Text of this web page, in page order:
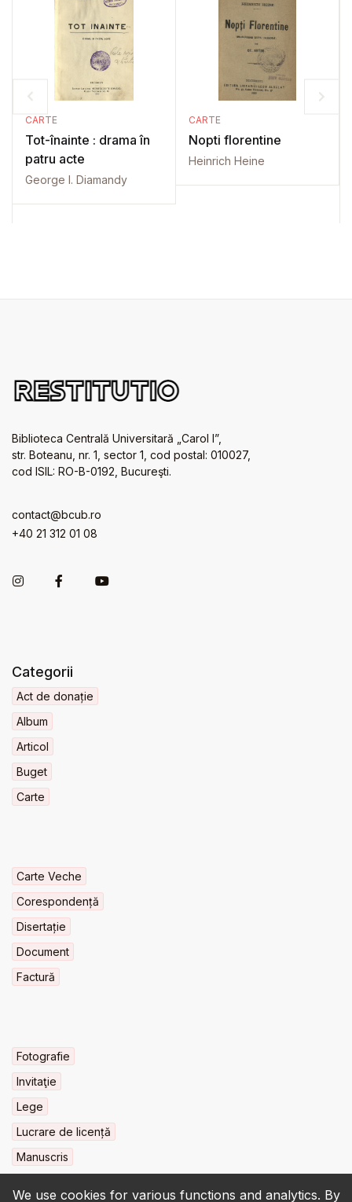
We use cookies for various functions and analytics. By
CARTE
Tot-înainte : drama în
patru acte
George I. Diamandy
CARTE
Nopti florentine
Heinrich Heine
Biblioteca Centrală Universitară „Carol I”,
str. Boteanu, nr. 1, sector 1, cod postal: 010027,
cod ISIL: RO-B-0192, Bucureşti.
contact@bcub.ro
+40 21 312 01 08
Categorii
Act de donație
Album
Articol
Buget
Carte
Carte Veche
Corespondență
Disertație
Document
Factură
Fotografie
Invitaţie
Lege
Lucrare de licență
Manuscris